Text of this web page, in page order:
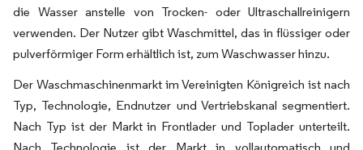
die Wasser anstelle von Trocken- oder Ultraschallreinigern
verwenden. Der Nutzer gibt Waschmittel, das in flüssiger oder
pulverförmiger Form erhältlich ist, zum Waschwasser hinzu.
Der Waschmaschinenmarkt im Vereinigten Königreich ist nach
Typ, Technologie, Endnutzer und Vertriebskanal segmentiert.
Nach Typ ist der Markt in Frontlader und Toplader unterteilt.